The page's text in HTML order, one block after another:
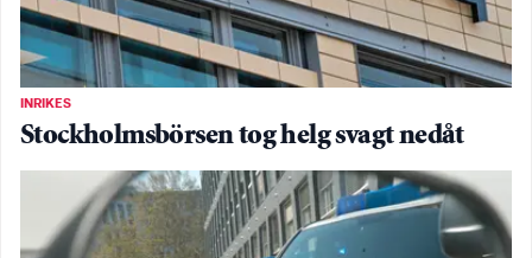
INRIKES
Stockholmsbörsen tog helg svagt nedåt